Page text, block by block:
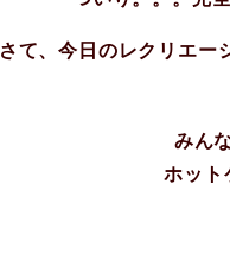
さて、今日のレクリエー
みん
ホット